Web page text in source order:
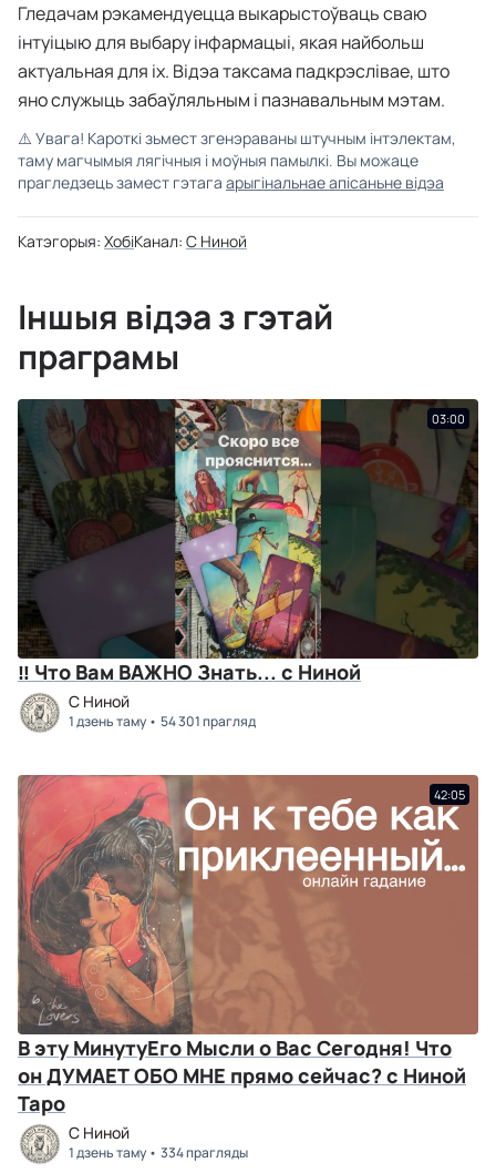
Гледачам рэкамендуецца выкарыстоўваць сваю
інтуіцыю для выбару інфармацыі, якая найбольш
актуальная для іх. Відэа таксама падкрэслівае, што
яно служыць забаўляльным і пазнавальным мэтам.
⚠️ Увага! Кароткі зьмест згенэраваны штучным інтэлектам,
таму магчымыя лягічныя і моўныя памылкі. Вы можаце
прагледзець замест гэтага арыгінальнае апісаньне відэа
Катэгорыя: ХобіКанал: C Ниной
Іншыя відэа з гэтай
праграмы
03:00
‼ Что Вам ВАЖНО Знать... с Ниной
C Ниной
1 дзень таму 54 301 прагляд
42:05
В эту МинутуЕго Мысли о Вас Сегодня! Что
он ДУМАЕТ ОБО МНЕ прямо сейчас? с Ниной
Таро
C Ниной
1 дзень таму 334 прагляды